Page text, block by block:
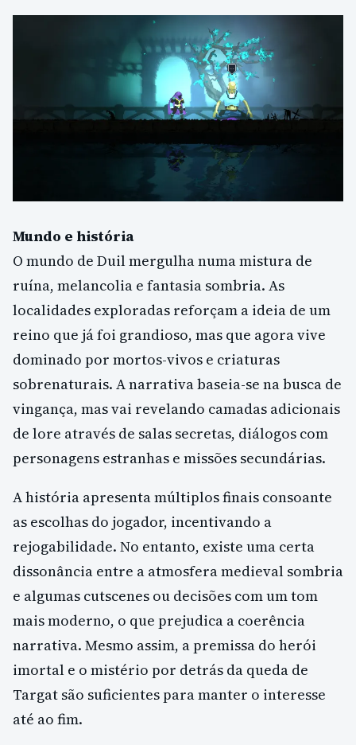
Mundo e história
O mundo de Duil mergulha numa mistura de
ruína, melancolia e fantasia sombria. As
localidades exploradas reforçam a ideia de um
reino que já foi grandioso, mas que agora vive
dominado por mortos-vivos e criaturas
sobrenaturais. A narrativa baseia-se na busca de
vingança, mas vai revelando camadas adicionais
de lore através de salas secretas, diálogos com
personagens estranhas e missões secundárias.
A história apresenta múltiplos finais consoante
as escolhas do jogador, incentivando a
rejogabilidade. No entanto, existe uma certa
dissonância entre a atmosfera medieval sombria
e algumas cutscenes ou decisões com um tom
mais moderno, o que prejudica a coerência
narrativa. Mesmo assim, a premissa do herói
imortal e o mistério por detrás da queda de
Targat são suficientes para manter o interesse
até ao fim.